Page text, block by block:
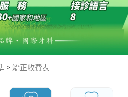
根管收費
美學收費
常規收費
箍牙收費
診時間
醫指引
>矯正收費表